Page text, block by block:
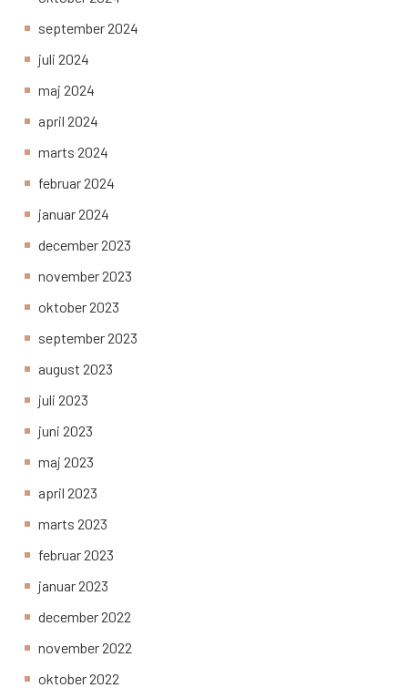
september 2024
juli 2024
maj 2024
april 2024
marts 2024
februar 2024
januar 2024
december 2023
november 2023
oktober 2023
september 2023
august 2023
juli 2023
juni 2023
maj 2023
april 2023
marts 2023
februar 2023
januar 2023
december 2022
november 2022
oktober 2022